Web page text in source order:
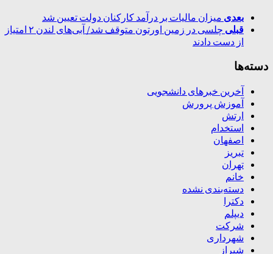
بعدی میزان مالیات بر درآمد کارکنان دولت تعیین شد
قبلی
چلسی در زمین اورتون متوقف شد/ آبی‌های لندن ۲ امتیاز
از دست دادند
دسته‌ها
آخرین خبرهای دانشجویی
آموزش پرورش
ارتش
استخدام
اصفهان
تبریز
تهران
خانم
دسته‌بندی نشده
دکترا
دیپلم
شرکت
شهرداری
شیراز